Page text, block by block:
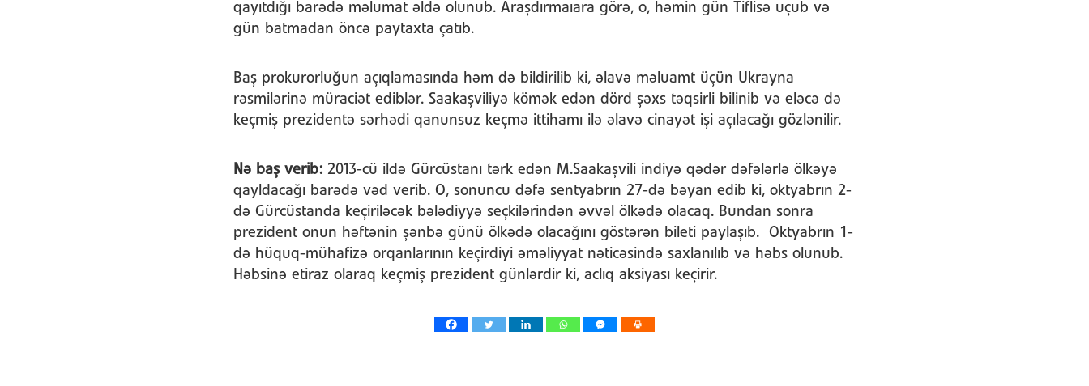
qayıtdığı barədə məlumat əldə olunub. Araşdırmaıara görə, o, həmin gün Tiflisə uçub və
gün batmadan öncə paytaxta çatıb.
Baş prokurorluğun açıqlamasında həm də bildirilib ki, əlavə məluamt üçün Ukrayna
rəsmilərinə müraciət ediblər. Saakaşviliyə kömək edən dörd şəxs təqsirli bilinib və eləcə də
keçmiş prezidentə sərhədi qanunsuz keçmə ittihamı ilə əlavə cinayət işi açılacağı gözlənilir.
Nə baş verib: 2013-cü ildə Gürcüstanı tərk edən M.Saakaşvili indiyə qədər dəfələrlə ölkəyə
qayldacağı barədə vəd verib. O, sonuncu dəfə sentyabrın 27-də bəyan edib ki, oktyabrın 2-
də Gürcüstanda keçiriləcək bələdiyyə seçkilərindən əvvəl ölkədə olacaq. Bundan sonra
prezident onun həftənin şənbə günü ölkədə olacağını göstərən bileti paylaşıb. Oktyabrın 1-
də hüquq-mühafizə orqanlarının keçirdiyi əməliyyat nəticəsində saxlanılıb və həbs olunub.
Həbsinə etiraz olaraq keçmiş prezident günlərdir ki, aclıq aksiyası keçirir.